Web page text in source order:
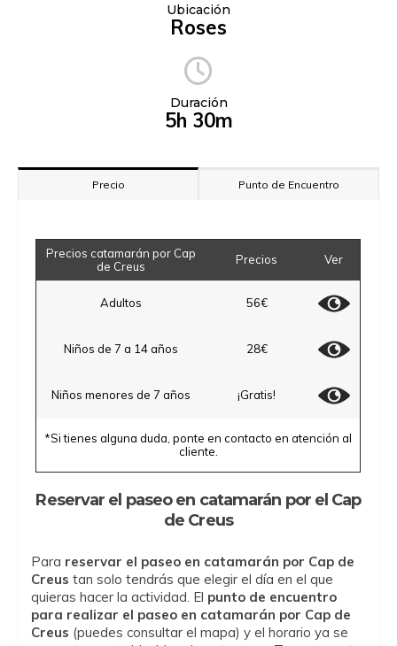
Ubicación
Roses
Duración
5h 30m
Precio Punto de Encuentro
*Si tienes alguna duda, ponte en contacto en atención al
cliente.
Precios catamarán por Cap
de Creus
Precios Ver
Adultos 56€
Niños de 7 a 14 años 28€
Niños menores de 7 años ¡Gratis!
Reservar el paseo en catamarán por el Cap
de Creus
Para reservar el paseo en catamarán por Cap de
Creus tan solo tendrás que elegir el día en el que
quieras hacer la actividad. El punto de encuentro
para realizar el paseo en catamarán por Cap de
Creus (puedes consultar el mapa) y el horario ya se